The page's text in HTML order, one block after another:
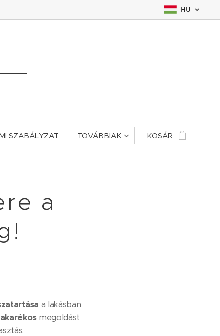
HU
SZABÁLYZAT TOVÁBBIAK KOSÁR
a
a lakásban
megoldást